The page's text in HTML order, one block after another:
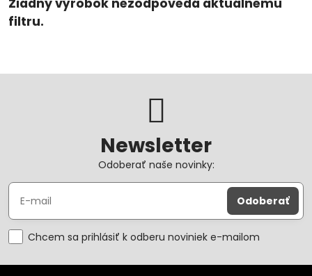
Newsletter
Odoberať naše novinky:
Odoberať
Chcem sa prihlásiť k odberu noviniek e-mailom